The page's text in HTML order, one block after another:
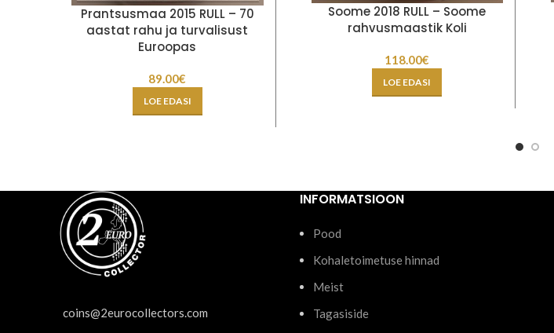
Prantsusmaa 2015 RULL – 70
aastat rahu ja turvalisust
Euroopas
89.00€
LOE EDASI
Soome 2018 RULL – Soome
rahvusmaastik Koli
118.00€
LOE EDASI
coins@2eurocollectors.com
INFORMATSIOON
Pood
Kohaletoimetuse hinnad
Meist
Tagasiside